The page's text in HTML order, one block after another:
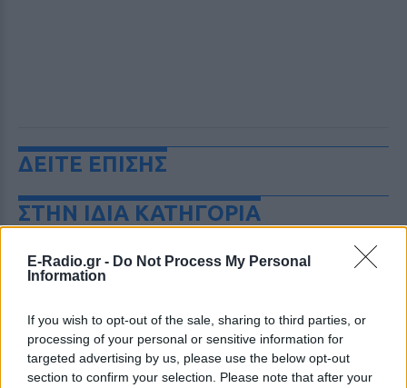
E-Radio.gr - Do Not Process My Personal
Information
If you wish to opt-out of the sale, sharing to third parties, or
processing of your personal or sensitive information for
targeted advertising by us, please use the below opt-out
section to confirm your selection. Please note that after your
ΔΕΙΤΕ ΕΠΙΣΗΣ
ΣΤΗΝ ΙΔΙΑ ΚΑΤΗΓΟΡΙΑ
Μαραντόνα: «Ήταν πρησμένος,
δεν σηκωνόταν από το κρεβάτι
δίκη
Η κατάθεση του Νικολά Ταφαρέλ στο